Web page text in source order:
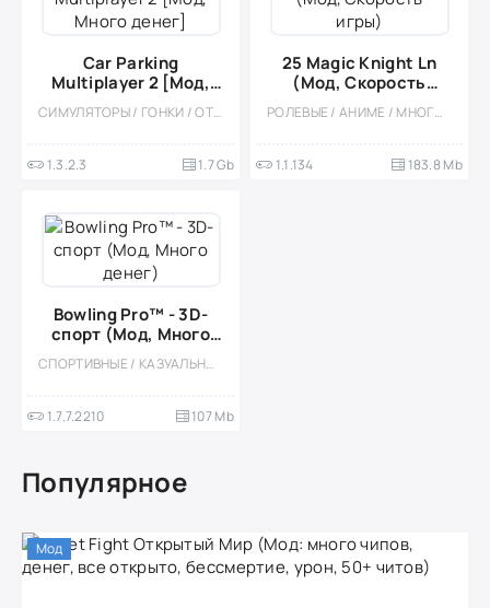
Car Parking
Multiplayer 2 [Мод,
Много денег]
СИМУЛЯТОРЫ / ГОНКИ / ОТКРЫТЫЙ МИР / КАЗУАЛЬНЫЕ / СТИЛИЗАЦИЯ / 3D / ВСТРОЕННЫЙ КЕШ / БОЛЬШАЯ / МОД / ФИЗИКА
1.3.2.3 1.7 Gb
25 Magic Knight Ln
(Мод, Скорость
игры)
РОЛЕВЫЕ / АНИМЕ / МНОГОПОЛЬЗОВАТЕЛЬСКАЯ / СОРЕВНОВАТЕЛЬНАЯ / ОДНОПОЛЬЗОВАТЕЛЬСКИЕ / СТИЛИЗАЦИЯ / МОД / ВСТРОЕННЫЙ КЕШ / БОССЫ / 3D
1.1.134 183.8 Mb
Bowling Pro™ - 3D-
спорт (Мод, Много
денег)
СПОРТИВНЫЕ / КАЗУАЛЬНЫЕ / МНОГОПОЛЬЗОВАТЕЛЬСКАЯ / СОРЕВНОВАТЕЛЬНАЯ / ОДНОПОЛЬЗОВАТЕЛЬСКИЕ / ОФЛАЙН / ВСТРОЕННЫЙ КЕШ / МОД / 3D
1.7.7.2210 107 Mb
Популярное
Мод